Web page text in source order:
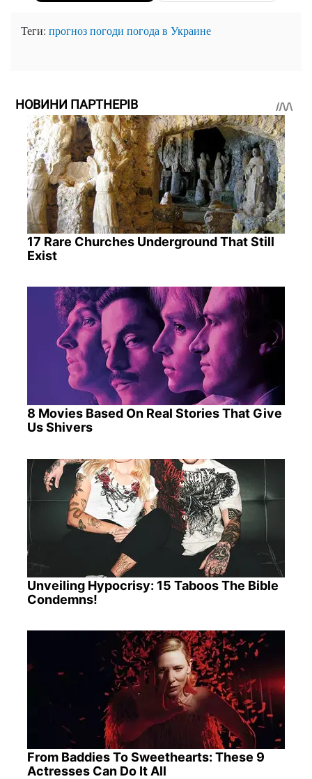
Теги: прогноз погоди погода в Украине
НОВИНИ ПАРТНЕРІВ
17 Rare Churches Underground That Still
Exist
8 Movies Based On Real Stories That Give
Us Shivers
Unveiling Hypocrisy: 15 Taboos The Bible
Condemns!
From Baddies To Sweethearts: These 9
Actresses Can Do It All